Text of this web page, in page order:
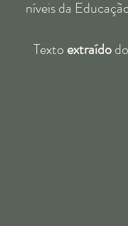
níveis da
Texto extraído